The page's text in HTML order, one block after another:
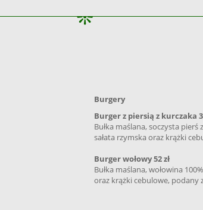
Burgery
Burger z piersią z kurczaka
Bułka maślana, soczysta
sałata rzymska oraz krążki
Burger wołowy 52 zł
Bułka maślana, wołowina
oraz krążki cebulowe,